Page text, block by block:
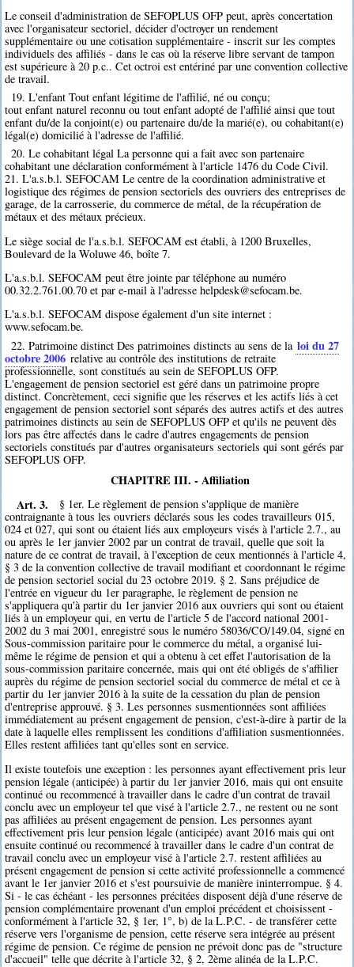
Le conseil d'administration de SEFOPLUS OFP peut, après concertation
avec l'organisateur sectoriel, décider d'octroyer un rendement
supplémentaire ou une cotisation supplémentaire - inscrit sur les comptes
individuels des affiliés - dans le cas où la réserve libre servant de tampon
est supérieure à 20 p.c.. Cet octroi est entériné par une convention collective
de travail.
19. L'enfant Tout enfant légitime de l'affilié, né ou conçu;
tout enfant naturel reconnu ou tout enfant adopté de l'affilié ainsi que tout
enfant du/de la conjoint(e) ou partenaire du/de la marié(e), ou cohabitant(e)
légal(e) domicilié à l'adresse de l'affilié.
20. Le cohabitant légal La personne qui a fait avec son partenaire
cohabitant une déclaration conformément à l'article 1476 du Code Civil.
21. L'a.s.b.l. SEFOCAM Le centre de la coordination administrative et
logistique des régimes de pension sectoriels des ouvriers des entreprises de
garage, de la carrosserie, du commerce de métal, de la récupération de
métaux et des métaux précieux.
Le siège social de l'a.s.b.l. SEFOCAM est établi, à 1200 Bruxelles,
Boulevard de la Woluwe 46, boîte 7.
L'a.s.b.l. SEFOCAM peut être jointe par téléphone au numéro
00.32.2.761.00.70 et par e-mail à l'adresse helpdesk@sefocam.be.
L'a.s.b.l. SEFOCAM dispose également d'un site internet :
www.sefocam.be.
22. Patrimoine distinct Des patrimoines distincts au sens de la loi du 27
octobre 2006 relative au contrôle des institutions de retraite
professionnelle, sont constitués au sein de SEFOPLUS OFP.
L'engagement de pension sectoriel est géré dans un patrimoine propre
distinct. Concrètement, ceci signifie que les réserves et les actifs liés à cet
engagement de pension sectoriel sont séparés des autres actifs et des autres
patrimoines distincts au sein de SEFOPLUS OFP et qu'ils ne peuvent dès
lors pas être affectés dans le cadre d'autres engagements de pension
sectoriels constitués par d'autres organisateurs sectoriels qui sont gérés par
SEFOPLUS OFP.
CHAPITRE III. - Affiliation
Art. 3.
§ 1er. Le règlement de pension s'applique de manière
contraignante à tous les ouvriers déclarés sous les codes travailleurs 015,
024 et 027, qui sont ou étaient liés aux employeurs visés à l'article 2.7., au
ou après le 1er janvier 2002 par un contrat de travail, quelle que soit la
nature de ce contrat de travail, à l'exception de ceux mentionnés à l'article 4,
§ 3 de la convention collective de travail modifiant et coordonnant le régime
de pension sectoriel social du 23 octobre 2019. § 2. Sans préjudice de
l'entrée en vigueur du 1er paragraphe, le règlement de pension ne
s'appliquera qu'à partir du 1er janvier 2016 aux ouvriers qui sont ou étaient
liés à un employeur qui, en vertu de l'article 5 de l'accord national 2001-
2002 du 3 mai 2001, enregistré sous le numéro 58036/CO/149.04, signé en
Sous-commission paritaire pour le commerce du métal, a organisé lui-
même le régime de pension et qui a obtenu à cet effet l'autorisation de la
sous-commission paritaire concernée, mais qui ont été obligés de s'affilier
auprès du régime de pension sectoriel social du commerce de métal et ce à
partir du 1er janvier 2016 à la suite de la cessation du plan de pension
d'entreprise approuvé. § 3. Les personnes susmentionnées sont affiliées
immédiatement au présent engagement de pension, c'est-à-dire à partir de la
date à laquelle elles remplissent les conditions d'affiliation susmentionnées.
Elles restent affiliées tant qu'elles sont en service.
Il existe toutefois une exception : les personnes ayant effectivement pris leur
pension légale (anticipée) à partir du 1er janvier 2016, mais qui ont ensuite
continué ou recommencé à travailler dans le cadre d'un contrat de travail
conclu avec un employeur tel que visé à l'article 2.7., ne restent ou ne sont
pas affiliées au présent engagement de pension. Les personnes ayant
effectivement pris leur pension légale (anticipée) avant 2016 mais qui ont
ensuite continué ou recommencé à travailler dans le cadre d'un contrat de
travail conclu avec un employeur visé à l'article 2.7. restent affiliées au
présent engagement de pension si cette activité professionnelle a commencé
avant le 1er janvier 2016 et s'est poursuivie de manière ininterrompue. § 4.
Si - le cas échéant - les personnes précitées disposent déjà d'une réserve de
pension complémentaire provenant d'un emploi précédent et choisissent -
conformément à l'article 32, § 1er, 1°, b) de la L.P.C. - de transférer cette
réserve vers l'organisme de pension, cette réserve sera intégrée au présent
régime de pension. Ce régime de pension ne prévoit donc pas de "structure
d'accueil" telle que décrite à l'article 32, § 2, 2ème alinéa de la L.P.C.